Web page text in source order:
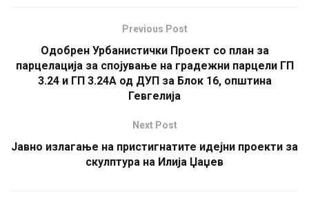
Previous Post
Одобрен Урбанистички Проект со план за
парцелација за спојување на градежни парцели ГП
3.24 и ГП 3.24А од ДУП за Блок 16, општина
Гевгелија
Next Post
Јавно излагање на пристигнатите идејни проекти за
скулптура на Илија Џаџев